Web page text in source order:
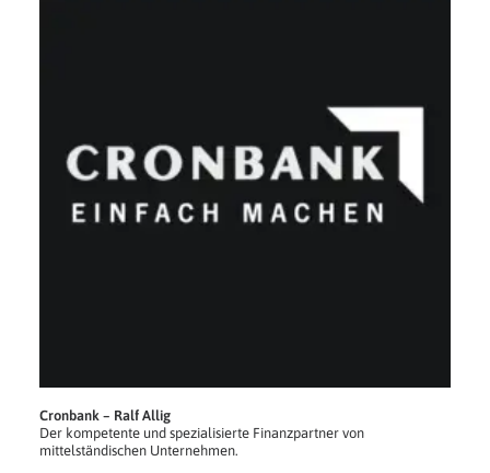
Cronbank – Ralf Allig
Der kompetente und spezialisierte Finanzpartner von
mittelständischen Unternehmen.